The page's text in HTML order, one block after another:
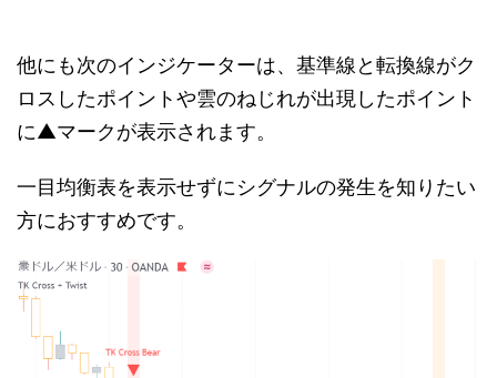
他にも次のインジケーターは、基準線と転換線がク
ロスしたポイントや雲のねじれが出現したポイント
に▲マークが表示されます。
一目均衡表を表示せずにシグナルの発生を知りたい
方におすすめです。